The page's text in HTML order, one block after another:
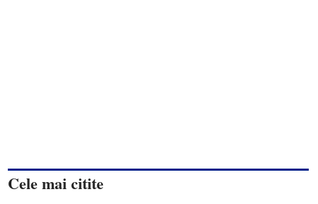
Cele mai citite